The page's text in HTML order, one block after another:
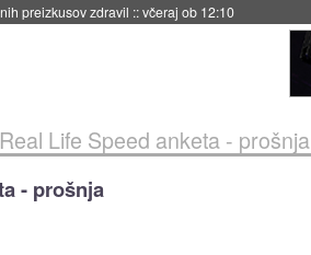
za naslednji dve leti::včeraj ob 11:37
Life Speed anketa - prošnja
- prošnja